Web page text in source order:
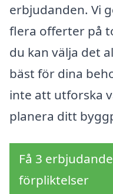
erbjudanden. Vi
flera offerter på
du kan välja det
bäst för dina
inte att utforska
planera ditt
Få 3
förpliktelser